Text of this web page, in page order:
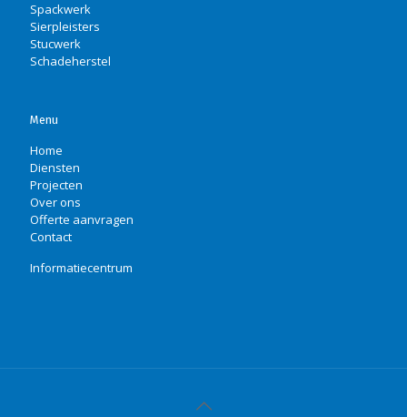
Spackwerk
Sierpleisters
Stucwerk
Schadeherstel
Menu
Home
Diensten
Projecten
Over ons
Offerte aanvragen
Contact
Informatiecentrum